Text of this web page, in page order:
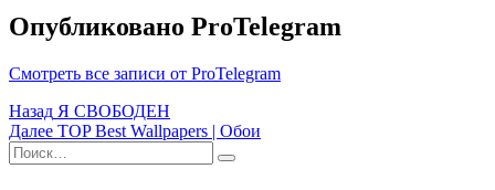
Опубликовано ProTelegram
Смотреть все записи от ProTelegram
Навигация
по
записям
Назад Я СВОБОДЕН
Далее TOP Best Wallpapers | Обои
Поиск
Найти